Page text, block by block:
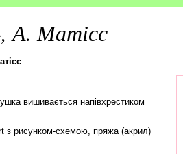
А. Матісс
.
вишивається напівхрестиком
з рисунком-схемою, пряжа (акрил)